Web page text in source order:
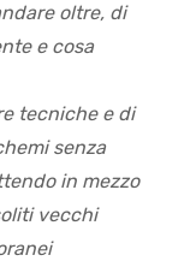
oltre, di
e cosa
tecniche e di
senza
in mezzo
vecchi